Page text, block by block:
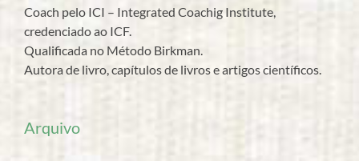
Coach pelo ICI – Integrated Coachig Institute,
credenciado ao ICF.
Qualificada no Método Birkman.
Autora de livro, capítulos de livros e artigos científicos.
Arquivo